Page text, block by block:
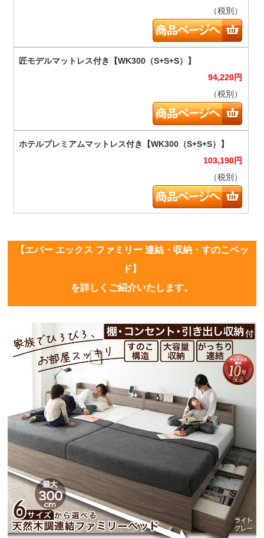
（税別）
94,220円
（税別）
103,190円
（税別）
【エバー エックス ファミリー 連結・収納・すのこベッ
ド】
を詳しくご紹介いたします。